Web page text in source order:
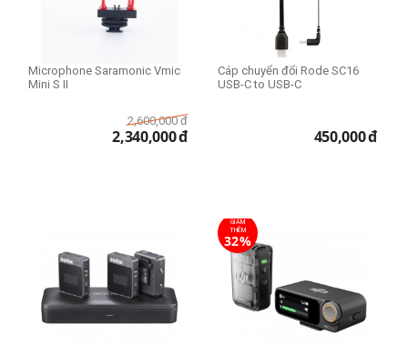
Microphone Saramonic Vmic
Mini S II
2,600,000 đ
2,340,000đ
Cáp chuyển đổi Rode SC16
USB-C to USB-C
450,000đ
GIẢM
THÊM
32%